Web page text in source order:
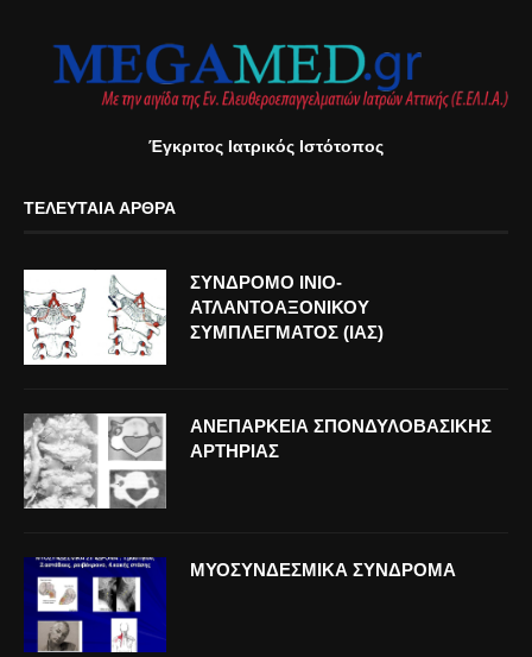
Έγκριτος Ιατρικός Ιστότοπος
ΤΕΛΕΥΤΑΊΑ ΆΡΘΡΑ
ΣΥΝΔΡΟΜΟ ΙΝΙΟ-
ΑΤΛΑΝΤΟΑΞΟΝΙΚΟΥ
ΣΥΜΠΛΕΓΜΑΤΟΣ (ΙΑΣ)
ΑΝΕΠΑΡΚΕΙΑ ΣΠΟΝΔΥΛΟΒΑΣΙΚΗΣ
ΑΡΤΗΡΙΑΣ
ΜΥΟΣΥΝΔΕΣΜΙΚΑ ΣΥΝΔΡΟΜΑ